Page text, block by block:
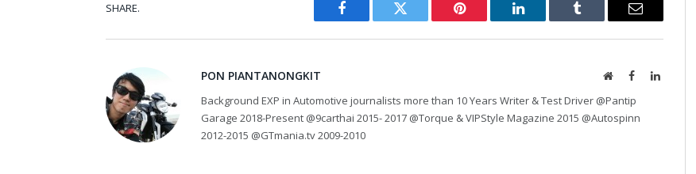
SHARE.
Facebook Twitter Pinterest LinkedIn Tumblr Email
PON PIANTANONGKIT WebsiteFacebookLinkedIn
Background EXP in Automotive journalists more than 10 Years Writer & Test Driver @Pantip
Garage 2018-Present @9carthai 2015- 2017 @Torque & VIPStyle Magazine 2015 @Autospinn
2012-2015 @GTmania.tv 2009-2010